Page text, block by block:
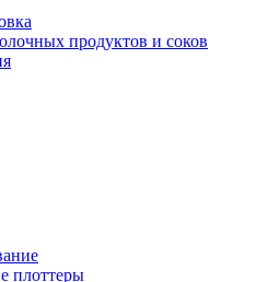
продуктов и соков
плоттеры